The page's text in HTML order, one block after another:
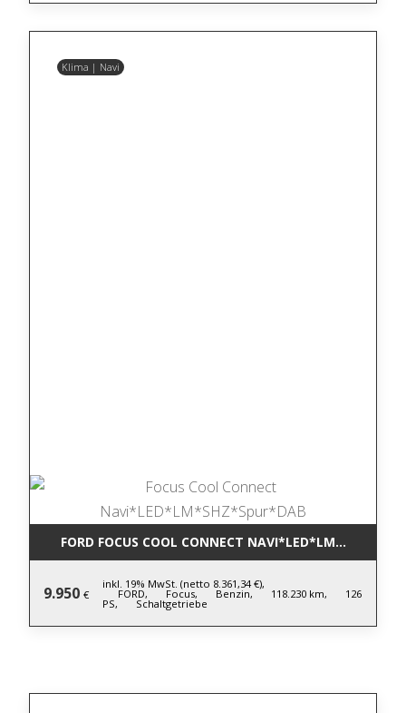
Klima | Navi
FORD FOCUS COOL CONNECT
9.950 €
inkl. 19% MwSt. (netto 8.361,34 €),
FORD, Focus, Benzin, 118.230 km, 126
PS, Schaltgetriebe